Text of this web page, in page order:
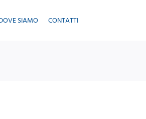
SIAMO CONTATTI